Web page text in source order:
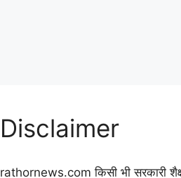
Disclaimer
rathornews.com किसी भी सरकारी